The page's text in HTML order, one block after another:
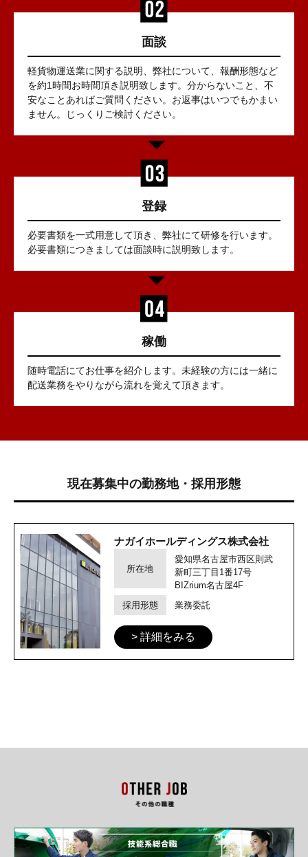
面談
軽貨物運送業に関する説明、弊社について、報酬形態など
を約1時間お時間頂き説明致します。分からないこと、不
安なことあればご質問ください。お返事はいつでもかまい
ません。じっくりご検討ください。
登録
必要書類を一式用意して頂き、弊社にて研修を行います。
必要書類につきましては面談時に説明致します。
稼働
随時電話にてお仕事を紹介します。未経験の方には一緒に
配送業務をやりながら流れを覚えて頂きます。
現在募集中の勤務地・採用形態
ナガイホールディングス株式会社
所在地
愛知県名古屋市西区則武
新町三丁目1番17号
BIZrium名古屋4F
採用形態
業務委託
> 詳細をみる